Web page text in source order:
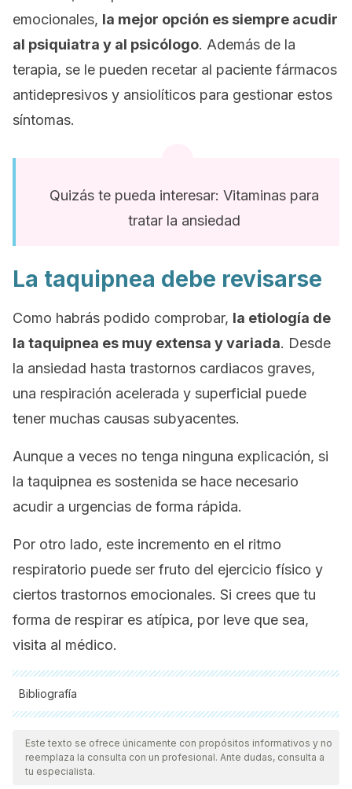
emocionales, la mejor opción es siempre acudir
al psiquiatra y al psicólogo. Además de la
terapia, se le pueden recetar al paciente fármacos
antidepresivos y ansiolíticos para gestionar estos
síntomas.
Quizás te pueda interesar: Vitaminas para
tratar la ansiedad
La taquipnea debe revisarse
Como habrás podido comprobar, la etiología de
la taquipnea es muy extensa y variada. Desde
la ansiedad hasta trastornos cardiacos graves,
una respiración acelerada y superficial puede
tener muchas causas subyacentes.
Aunque a veces no tenga ninguna explicación, si
la taquipnea es sostenida se hace necesario
acudir a urgencias de forma rápida.
Por otro lado, este incremento en el ritmo
respiratorio puede ser fruto del ejercicio físico y
ciertos trastornos emocionales. Si crees que tu
forma de respirar es atípica, por leve que sea,
visita al médico.
Bibliografía
Todas las fuentes citadas fueron revisadas a profundidad por
nuestro equipo, para asegurar su calidad, confiabilidad,
vigencia y validez.La bibliografía de este artículo fue
Este texto se ofrece únicamente con propósitos informativos y no
reemplaza la consulta con un profesional. Ante dudas, consulta a
tu especialista.